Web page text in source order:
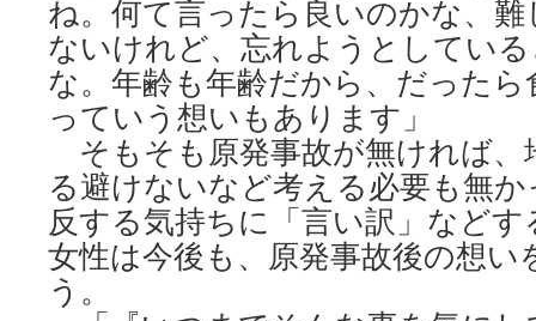
ね。何て言ったら良いのかな、
ないけれど、忘れようとしてい
な。年齢も年齢だから、だった
っていう想いもあります」
そもそも原発事故が無ければ、
る避けないなど考える必要も無
反する気持ちに「言い訳」など
女性は今後も、原発事故後の想い
う。